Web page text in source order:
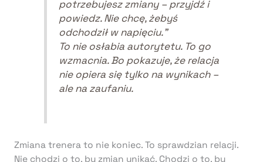
potrzebujesz zmiany – przyjdź i
powiedz. Nie chcę, żebyś
odchodził w napięciu.”
To nie osłabia autorytetu. To go
wzmacnia. Bo pokazuje, że relacja
nie opiera się tylko na wynikach –
ale na zaufaniu.
Zmiana trenera to nie koniec. To sprawdzian relacji.
Nie chodzi o to, by zmian unikać. Chodzi o to, by